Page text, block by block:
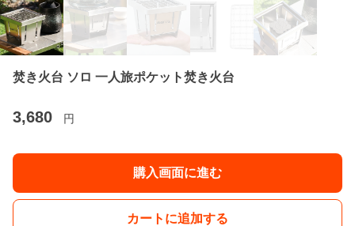
焚き火台 ソロ 一人旅ポケット焚き火台
3,680 円
購入画面に進む
カートに追加する